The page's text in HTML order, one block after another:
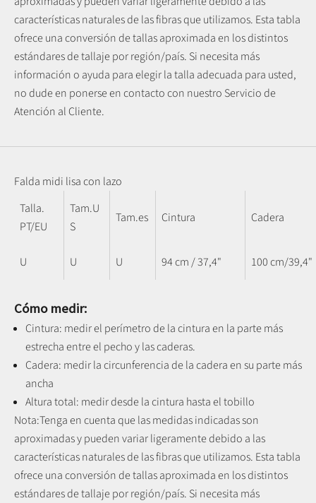
características naturales de las fibras que utilizamos. Esta tabla
ofrece una conversión de tallas aproximada en los distintos
estándares de tallaje por región/país. Si necesita más
información o ayuda para elegir la talla adecuada para usted,
no dude en ponerse en contacto con nuestro Servicio de
Atención al Cliente.
Falda midi lisa con lazo
Talla.
PT/EU
Tam.U
S
Tam.es Cintura Cadera
U U U 94 cm / 37,4" 100 cm/39,4"
Cómo medir:
Cintura: medir el perímetro de la cintura en la parte más
estrecha entre el pecho y las caderas.
Cadera: medir la circunferencia de la cadera en su parte más
ancha
Altura total: medir desde la cintura hasta el tobillo
Nota:Tenga en cuenta que las medidas indicadas son
aproximadas y pueden variar ligeramente debido a las
características naturales de las fibras que utilizamos. Esta tabla
ofrece una conversión de tallas aproximada en los distintos
estándares de tallaje por región/país. Si necesita más